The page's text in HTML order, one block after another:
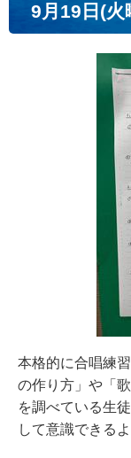
9月19日(火
本格的に合唱練
の作り方」や「
を調べている生
して意識できる